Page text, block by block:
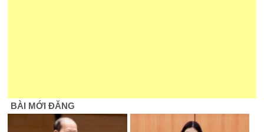
BÀI MỚI ĐĂNG